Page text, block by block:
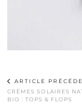
ARTICLE
CRÈMES SOLAIRES
BIO : TOPS & FLOPS